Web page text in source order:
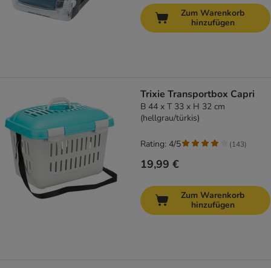
Zum Warenkorb
hinzufügen
Trixie Transportbox Capri
B 44 x T 33 x H 32 cm
(hellgrau/türkis)
19,99 €
Rating: 4/5 (143)
Zum Warenkorb
hinzufügen